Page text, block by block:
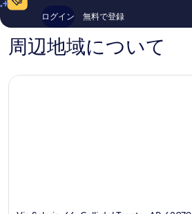
コ
270
件
の
口
ログイン 無料で登録
周辺地域について